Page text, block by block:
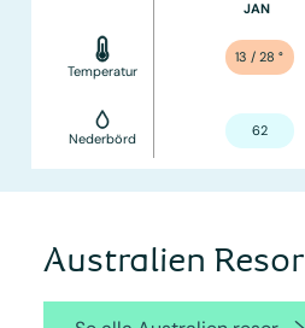
Temperatur
Nederbörd
JAN
13 / 28 °
62
Australien Resor